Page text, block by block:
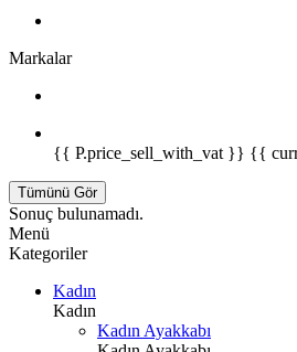
Markalar
{{ P.price_sell_with_vat }} {{
Tümünü Gör
Sonuç bulunamadı.
Menü
Kategoriler
Kadın
Kadın
Kadın Ayakkabı